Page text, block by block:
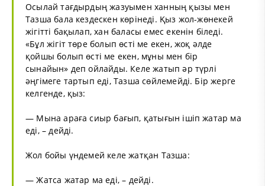
Осылай тағдырдың жазуымен ханның қызы мен
Тазша бала кездескен көрінеді. Қыз жол-жөнекей
жігітті бақылап, хан баласы емес екенін біледі.
«Бұл жігіт төре болып өсті ме екен, жоқ әлде
қойшы болып өсті ме екен, мұны мен бір
сынайын» деп ойлайды. Келе жатып әр түрлі
әңгімеге тартып еді, Тазша сөйлемейді. Бір жерге
келгенде, қыз:
— Мына араға сиыр бағып, қатығын ішіп жатар ма
еді, – дейді.
Жол бойы үндемей келе жатқан Тазша:
— Жатса жатар ма еді, – дейді.